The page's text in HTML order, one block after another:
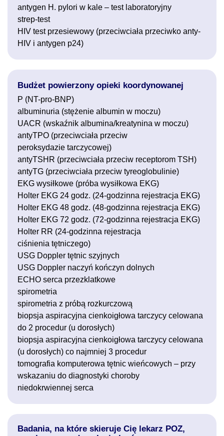
antygen H. pylori w kale – test laboratoryjny
strep-test
HIV test przesiewowy (przeciwciała przeciwko anty-
HIV i antygen p24)
Budżet powierzony opieki koordynowanej
P (NT-pro-BNP)
albuminuria (stężenie albumin w moczu)
UACR (wskaźnik albumina/kreatynina w moczu)
antyTPO (przeciwciała przeciw
peroksydazie tarczycowej)
antyTSHR (przeciwciała przeciw receptorom TSH)
antyTG (przeciwciała przeciw tyreoglobulinie)
EKG wysiłkowe (próba wysiłkowa EKG)
Holter EKG 24 godz. (24-godzinna rejestracja EKG)
Holter EKG 48 godz. (48-godzinna rejestracja EKG)
Holter EKG 72 godz. (72-godzinna rejestracja EKG)
Holter RR (24-godzinna rejestracja
ciśnienia tętniczego)
USG Doppler tętnic szyjnych
USG Doppler naczyń kończyn dolnych
ECHO serca przezklatkowe
spirometria
spirometria z próbą rozkurczową
biopsja aspiracyjna cienkoigłowa tarczycy celowana
do 2 procedur (u dorosłych)
biopsja aspiracyjna cienkoigłowa tarczycy celowana
(u dorosłych) co najmniej 3 procedur
tomografia komputerowa tętnic wieńcowych – przy
wskazaniu do diagnostyki choroby
niedokrwiennej serca
Badania, na które skieruje Cię lekarz POZ,